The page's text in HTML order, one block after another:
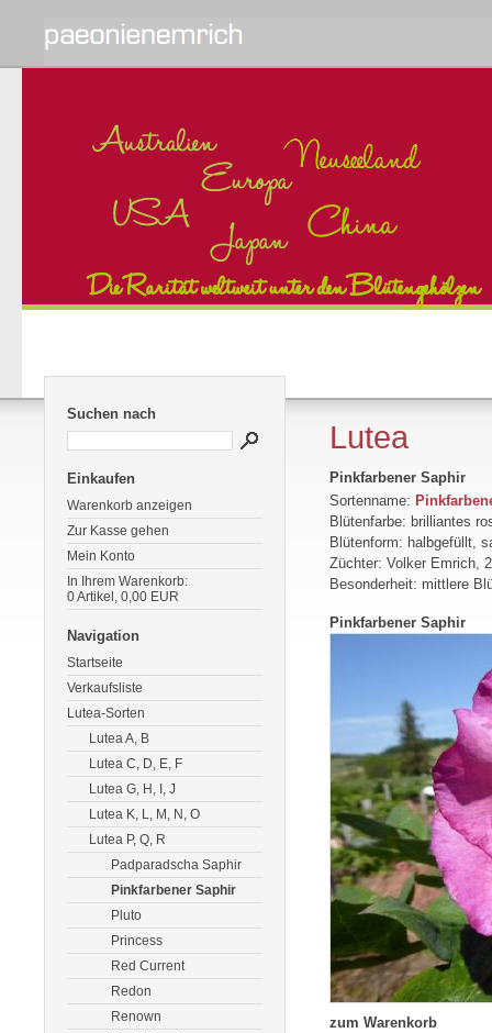
Suchen nach
Einkaufen
Warenkorb anzeigen
Zur Kasse gehen
Mein Konto
In Ihrem Warenkorb:
0Artikel, 0,00 EUR
Navigation
Startseite
Verkaufsliste
Lutea-Sorten
Lutea A, B
Lutea C, D, E, F
Lutea G, H, I, J
Lutea K, L, M, N, O
Lutea P, Q, R
Padparadscha Saphir
Pinkfarbener Saphir
Pluto
Princess
Red Current
Redon
Renown
Lutea
Pinkfarbener Saphir
Sortenname:
Blütenfarbe: brilliantes
Blütenform: halbgefüllt,
Züchter: Volker Emrich,
Besonderheit: mittlere
Pinkfarbener Saphir
zum Warenkorb